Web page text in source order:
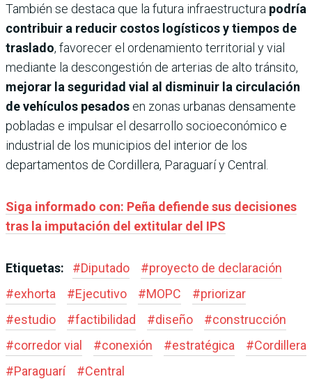
También se destaca que la futura infraestructura podría
contribuir a reducir costos logísticos y tiempos de
traslado, favorecer el ordenamiento territorial y vial
mediante la descongestión de arterias de alto tránsito,
mejorar la seguridad vial al disminuir la circulación
de vehículos pesados en zonas urbanas densamente
pobladas e impulsar el desarrollo socioeconómico e
industrial de los municipios del interior de los
departamentos de Cordillera, Paraguarí y Central.
Siga informado con: Peña defiende sus decisiones
tras la imputación del extitular del IPS
Etiquetas: #Diputado #proyecto de declaración
#exhorta #Ejecutivo #MOPC #priorizar
#estudio #factibilidad #diseño #construcción
#corredor vial #conexión #estratégica #Cordillera
#Paraguarí #Central